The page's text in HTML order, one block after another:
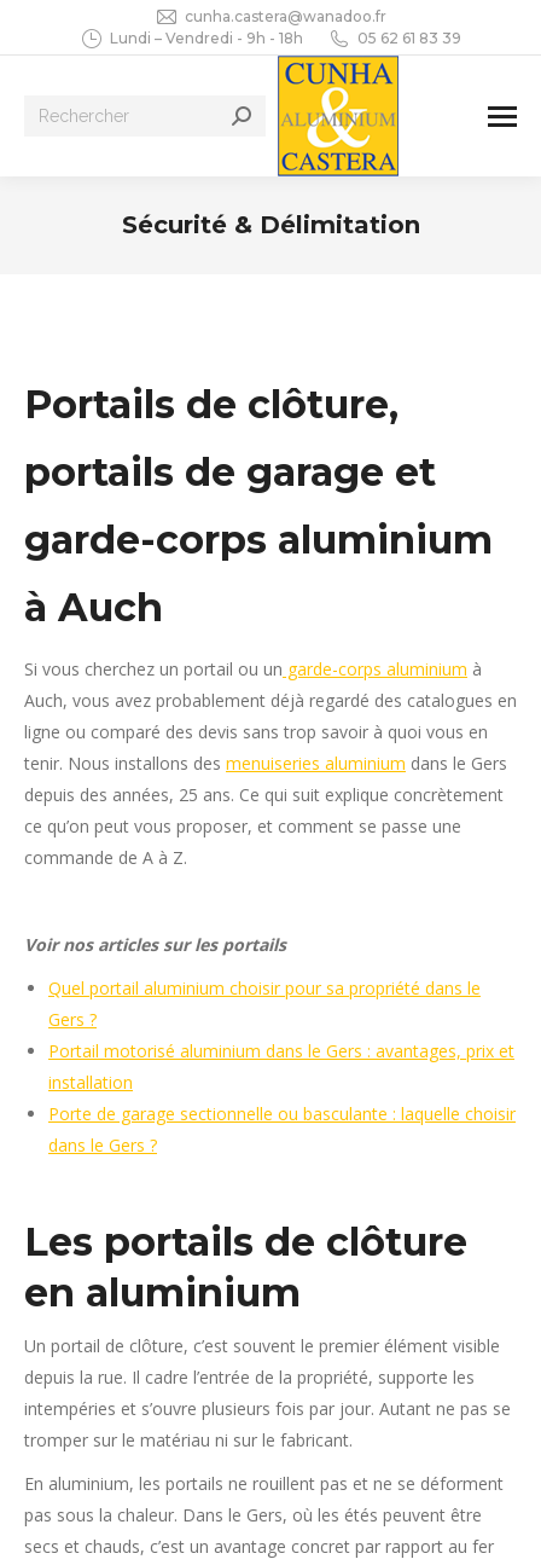
cunha.castera@wanadoo.fr
Lundi – Vendredi - 9h - 18h
05 62 61 83 39
Recherche
Sécurité & Délimitation
Portails de clôture,
portails de garage et
garde-corps aluminium
à Auch
Si vous cherchez un portail ou un garde-corps aluminium à
Auch, vous avez probablement déjà regardé des catalogues en
ligne ou comparé des devis sans trop savoir à quoi vous en
tenir. Nous installons des menuiseries aluminium dans le Gers
depuis des années, 25 ans. Ce qui suit explique concrètement
ce qu’on peut vous proposer, et comment se passe une
commande de A à Z.
Voir nos articles sur les portails
Quel portail aluminium choisir pour sa propriété dans le
Gers ?
Portail motorisé aluminium dans le Gers : avantages, prix et
installation
Porte de garage sectionnelle ou basculante : laquelle choisir
dans le Gers ?
Les portails de clôture
en aluminium
Un portail de clôture, c’est souvent le premier élément visible
depuis la rue. Il cadre l’entrée de la propriété, supporte les
intempéries et s’ouvre plusieurs fois par jour. Autant ne pas se
tromper sur le matériau ni sur le fabricant.
En aluminium, les portails ne rouillent pas et ne se déforment
pas sous la chaleur. Dans le Gers, où les étés peuvent être
secs et chauds, c’est un avantage concret par rapport au fer